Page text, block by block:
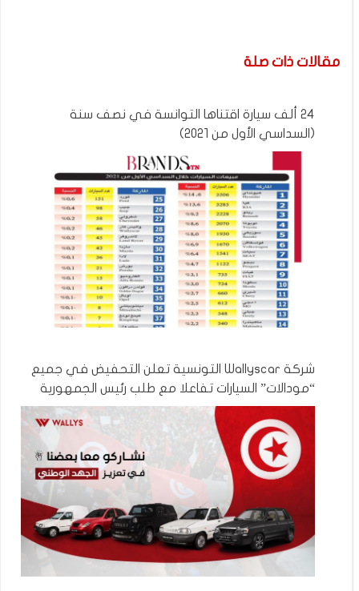
مقالات ذات صلة
24 ألف سيارة اقتناها التوانسة في نصف سنة
(السداسي الأول من 2021)
شركة Wallyscar التونسية تعلن التحفيض في جميع
“مودالات” السيارات تفاعلا مع طلب رئيس الجمهورية